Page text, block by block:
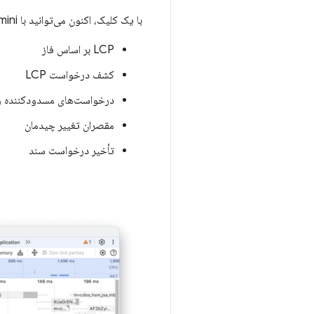
با یک کلیک، اکنون می‌توانید با Gemini چت کنید تا بینش‌های عملکردی زیر را بررسی و بر اساس آنها اقدام کنید:
LCP بر اساس فاز
کشف درخواست LCP
درخواست‌های مسدودکننده
مقصران تغییر چیدمان
تأخیر درخواست سند